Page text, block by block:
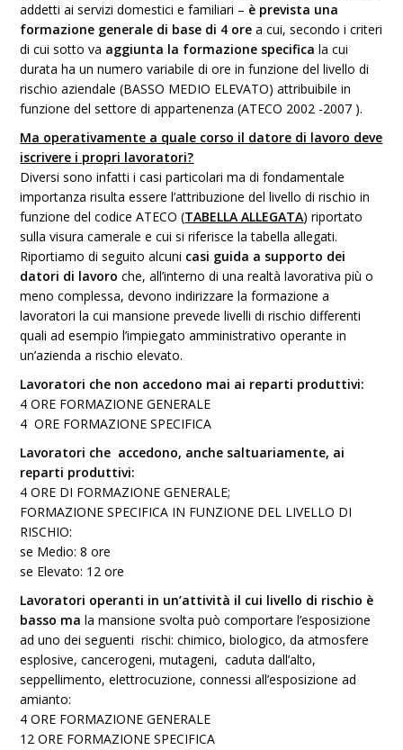
addetti ai servizi domestici e familiari – è prevista una
formazione generale di base di 4 ore a cui, secondo i criteri
di cui sotto va aggiunta la formazione specifica la cui
durata ha un numero variabile di ore in funzione del livello di
rischio aziendale (BASSO MEDIO ELEVATO) attribuibile in
funzione del settore di appartenenza (ATECO 2002 -2007 ).
Ma operativamente a quale corso il datore di lavoro deve
iscrivere i propri lavoratori?
Diversi sono infatti i casi particolari ma di fondamentale
importanza risulta essere l’attribuzione del livello di rischio in
funzione del codice ATECO (TABELLA ALLEGATA) riportato
sulla visura camerale e cui si riferisce la tabella allegati.
Riportiamo di seguito alcuni casi guida a supporto dei
datori di lavoro che, all’interno di una realtà lavorativa più o
meno complessa, devono indirizzare la formazione a
lavoratori la cui mansione prevede livelli di rischio differenti
quali ad esempio l’impiegato amministrativo operante in
un’azienda a rischio elevato.
Lavoratori che non accedono mai ai reparti produttivi:
4 ORE FORMAZIONE GENERALE
4 ORE FORMAZIONE SPECIFICA
Lavoratori che accedono, anche saltuariamente, ai
reparti produttivi:
4 ORE DI FORMAZIONE GENERALE;
FORMAZIONE SPECIFICA IN FUNZIONE DEL LIVELLO DI
RISCHIO:
se Medio: 8 ore
se Elevato: 12 ore
Lavoratori operanti in un’attività il cui livello di rischio è
basso mala mansione svolta può comportare l’esposizione
ad uno dei seguenti rischi: chimico, biologico, da atmosfere
esplosive, cancerogeni, mutageni, caduta dall’alto,
seppellimento, elettrocuzione, connessi all’esposizione ad
amianto:
4 ORE FORMAZIONE GENERALE
12 ORE FORMAZIONE SPECIFICA